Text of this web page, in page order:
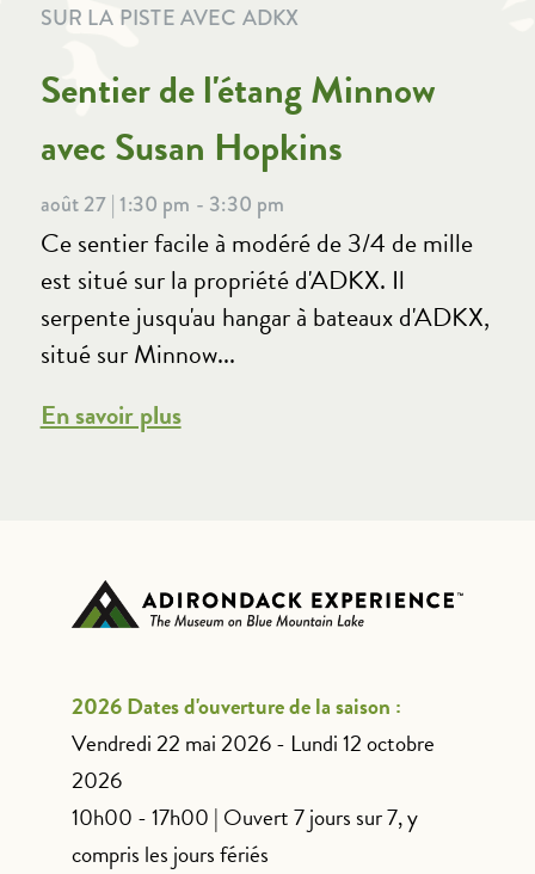
SUR LA PISTE AVEC ADKX
Sentier de l'étang Minnow
avec Susan Hopkins
août 27 | 1:30 pm - 3:30 pm
Ce sentier facile à modéré de 3/4 de mille
est situé sur la propriété d'ADKX. Il
serpente jusqu'au hangar à bateaux d'ADKX,
situé sur Minnow...
En savoir plus
2026 Dates d'ouverture de la saison :
Vendredi 22 mai 2026 - Lundi 12 octobre
2026
10h00 - 17h00 | Ouvert 7 jours sur 7, y
compris les jours fériés